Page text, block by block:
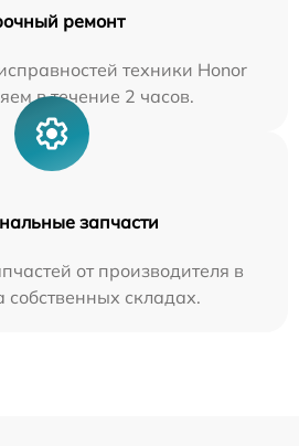
ремонт
техники Honor
в течение 2 часов.
запчасти
от производителя в
собственных складах.